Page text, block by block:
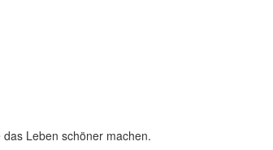
Leben schöner machen.